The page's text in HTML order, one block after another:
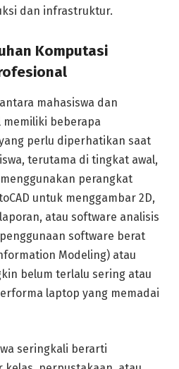
dan infrastruktur.
Komputasi
mahasiswa dan
beberapa
perlu diperhatikan saat
terutama di tingkat awal,
perangkat
untuk menggambar 2D,
atau software analisis
software berat
Modeling) atau
belum terlalu sering atau
laptop yang memadai
seringkali berarti